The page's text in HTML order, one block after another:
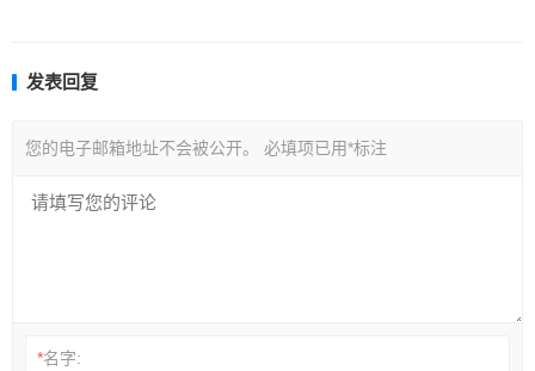
发表回复
您的电子邮箱地址不会被公开。 必填项已用*标注
*名字: